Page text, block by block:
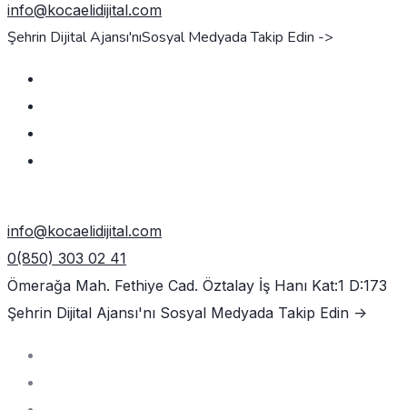
info@kocaelidijital.com
Şehrin Dijital Ajansı'nıSosyal Medyada Takip Edin ->
info@kocaelidijital.com
0(850) 303 02 41
Ömerağa Mah. Fethiye Cad. Öztalay İş Hanı Kat:1 D:173
Şehrin Dijital Ajansı'nı Sosyal Medyada Takip Edin ->